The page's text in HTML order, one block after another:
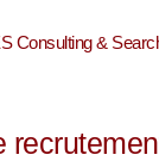
Consulting &